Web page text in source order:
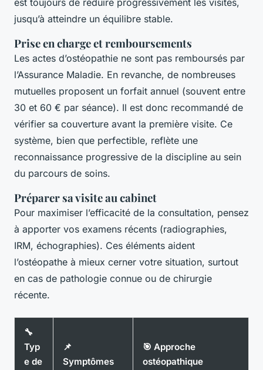
est toujours de réduire progressivement les visites,
jusqu’à atteindre un équilibre stable.
Prise en charge et remboursements
Les actes d’ostéopathie ne sont pas remboursés par
l’Assurance Maladie. En revanche, de nombreuses
mutuelles proposent un forfait annuel (souvent entre
30 et 60 € par séance). Il est donc recommandé de
vérifier sa couverture avant la première visite. Ce
système, bien que perfectible, reflète une
reconnaissance progressive de la discipline au sein
du parcours de soins.
Préparer sa visite au cabinet
Pour maximiser l’efficacité de la consultation, pensez
à apporter vos examens récents (radiographies,
IRM, échographies). Ces éléments aident
l’ostéopathe à mieux cerner votre situation, surtout
en cas de pathologie connue ou de chirurgie
récente.
🔧
Typ
e de
📌
Symptômes
🎯 Approche
ostéopathique